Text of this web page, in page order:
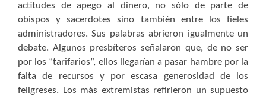
actitudes de apego al dinero, no sólo de parte de
obispos y sacerdotes sino también entre los fieles
administradores. Sus palabras abrieron igualmente un
debate. Algunos presbíteros señalaron que, de no ser
por los “tarifarios”, ellos llegarían a pasar hambre por la
falta de recursos y por escasa generosidad de los
feligreses. Los más extremistas refirieron un supuesto